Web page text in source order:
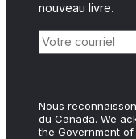
nouveau livre.
Nous
du Canada. We
the Government of